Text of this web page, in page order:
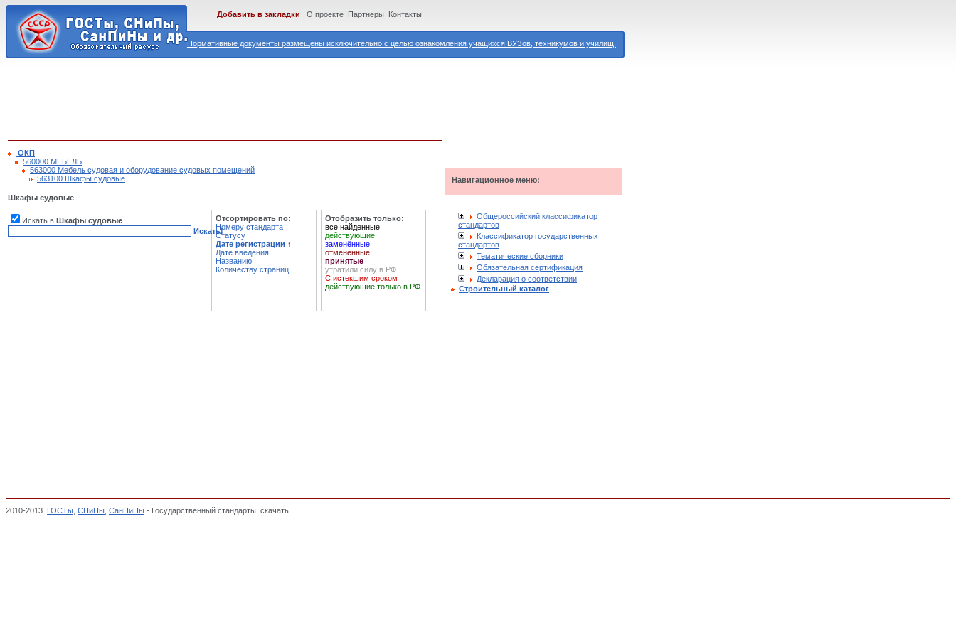
Нормативные документы размещены исключительно с целью ознакомления учащихся ВУЗов, техникумов и училищ.
Добавить в закладки О проекте Партнеры Контакты
ОКП
560000 МЕБЕЛЬ
563000 Мебель судовая и оборудование судовых помещений
563100 Шкафы судовые
Шкафы судовые
Искать в Шкафы судовые
Искать!
Отсортировать по:
Номеру стандарта
Статусу
Дате регистрации ↑
Дате введения
Названию
Количеству страниц
Отобразить только:
все найденные
действующие
заменённые
отменённые
принятые
утратили силу в РФ
С истекшим сроком
действующие только в РФ
Навигационное меню:
Общероссийский классификатор
стандартов
Классификатор государственных
стандартов
Тематические сборники
Обязательная сертификация
Декларация о соответствии
Строительный каталог
2010-2013. ГОСТы СНиПы СанПиНы - Государственный стандарты. скачать